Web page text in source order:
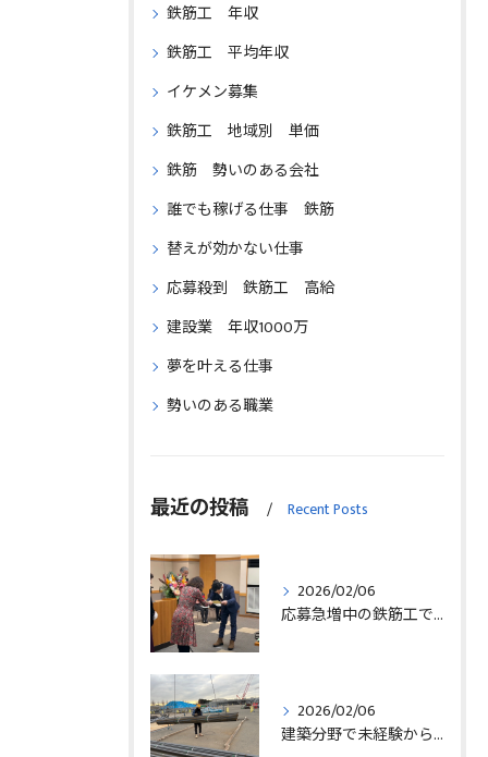
鉄筋工 年収
鉄筋工 平均年収
イケメン募集
鉄筋工 地域別 単価
鉄筋 勢いのある会社
誰でも稼げる仕事 鉄筋
替えが効かない仕事
応募殺到 鉄筋工 高給
建設業 年収1000万
夢を叶える仕事
勢いのある職業
最近の投稿 Recent Posts
2026/02/06
応募急増中の鉄筋工で高給を目指す方法徹底解説埼玉県三郷市版
2026/02/06
建築分野で未経験から始める求人探しと三郷市で正社員就職の秘訣